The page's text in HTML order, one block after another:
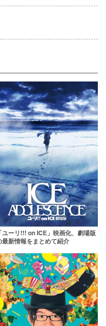
「ユーリ!!! on ICE」映画化、劇場版
最新情報をまとめて紹介